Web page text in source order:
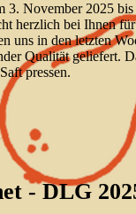
3. November 2025
herzlich bei Ihnen
uns in den letzten
Qualität geliefert.
pressen.
- DLG